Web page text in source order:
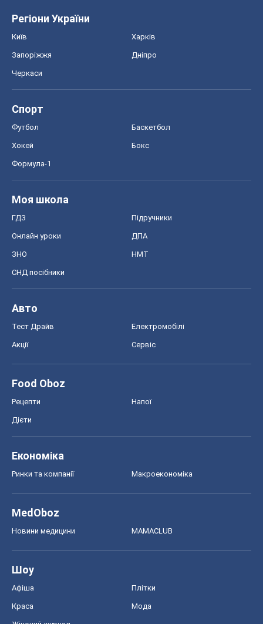
Регіони України
Київ Харків
Запоріжжя Дніпро
Черкаси
Спорт
Футбол Баскетбол
Хокей Бокс
Формула-1
Моя школа
ГДЗ Підручники
Онлайн уроки ДПА
ЗНО НМТ
СНД посібники
Авто
Тест Драйв Електромобілі
Акції Сервіс
Food Oboz
Рецепти Напої
Дієти
Економіка
Ринки та компанії Макроекономіка
MedOboz
Новини медицини MAMACLUB
Шоу
Афіша Плітки
Краса Мода